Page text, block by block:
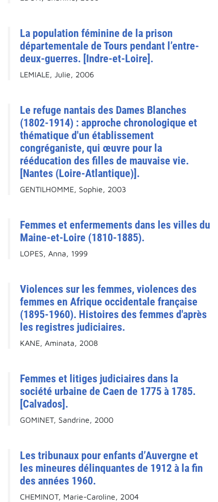
La population féminine de la prison
départementale de Tours pendant l’entre-
deux-guerres. [Indre-et-Loire].
LEMIALE, Julie, 2006
Le refuge nantais des Dames Blanches
(1802-1914) : approche chronologique et
thématique d'un établissement
congréganiste, qui œuvre pour la
rééducation des filles de mauvaise vie.
[Nantes (Loire-Atlantique)].
GENTILHOMME, Sophie, 2003
Femmes et enfermements dans les villes du
Maine-et-Loire (1810-1885).
LOPES, Anna, 1999
Violences sur les femmes, violences des
femmes en Afrique occidentale française
(1895-1960). Histoires des femmes d'après
les registres judiciaires.
KANE, Aminata, 2008
Femmes et litiges judiciaires dans la
société urbaine de Caen de 1775 à 1785.
[Calvados].
GOMINET, Sandrine, 2000
Les tribunaux pour enfants d’Auvergne et
les mineures délinquantes de 1912 à la fin
des années 1960.
CHEMINOT, Marie-Caroline, 2004